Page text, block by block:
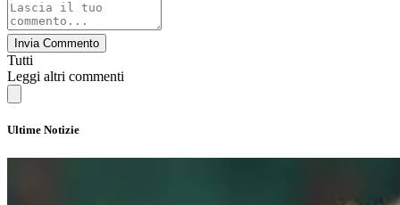
Invia Commento
Tutti
Leggi altri commenti
Ultime Notizie